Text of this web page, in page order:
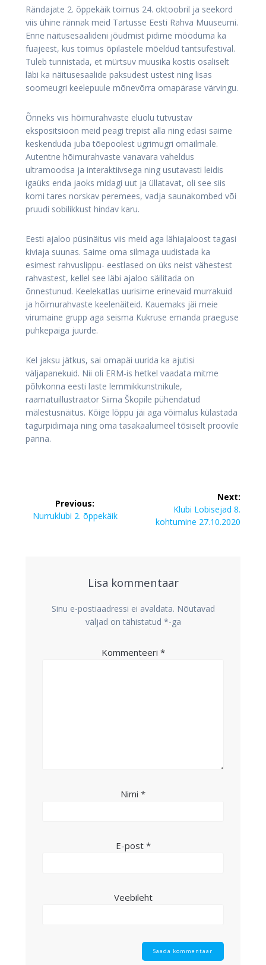
Rändajate 2. õppekäik toimus 24. oktoobril ja seekord
viis ühine rännak meid Tartusse Eesti Rahva Muuseumi.
Enne näitusesaalideni jõudmist pidime mööduma ka
fuajeest, kus toimus õpilastele mõeldud tantsufestival.
Tuleb tunnistada, et mürtsuv muusika kostis osaliselt
läbi ka näitusesaalide paksudest ustest ning lisas
soomeugri keelepuule mõnevõrra omapärase värvingu.
Õnneks viis hõimurahvaste eluolu tutvustav
ekspositsioon meid peagi trepist alla ning edasi saime
keskenduda juba tõepoolest ugrimugri omailmale.
Autentne hõimurahvaste vanavara vaheldus
ultramoodsa ja interaktiivsega ning usutavasti leidis
igaüks enda jaoks midagi uut ja üllatavat, oli see siis
komi tares norskav peremees, vadja saunakombed või
pruudi sobilikkust hindav karu.
Eesti ajaloo püsinäitus viis meid aga lähiajaloost tagasi
kiviaja suunas. Saime oma silmaga uudistada ka
esimest rahvuslippu- eestlased on üks neist vähestest
rahvastest, kellel see läbi ajaloo säilitada on
õnnestunud. Keelekatlas uurisime erinevaid murrakuid
ja hõimurahvaste keelenäiteid. Kauemaks jäi meie
virumaine grupp aga seisma Kukruse emanda praeguse
puhkepaiga juurde.
Kel jaksu jätkus, sai omapäi uurida ka ajutisi
väljapanekuid. Nii oli ERM-is hetkel vaadata mitme
põlvkonna eesti laste lemmikkunstnikule,
raamatuillustraator Siima Škopile pühendatud
mälestusnäitus. Kõige lõppu jäi aga võimalus külastada
tagurpidimaja ning oma tasakaalumeel tõsiselt proovile
panna.
Previous:
Previous
Nurruklubi 2. õppekäik
Next:
Next
post:
Klubi Lobisejad 8.
kohtumine 27.10.2020
Lisa kommentaar
Sinu e-postiaadressi ei avaldata. Nõutavad
väljad on tähistatud *-ga
Kommenteeri *
Nimi *
E-post *
Veebileht